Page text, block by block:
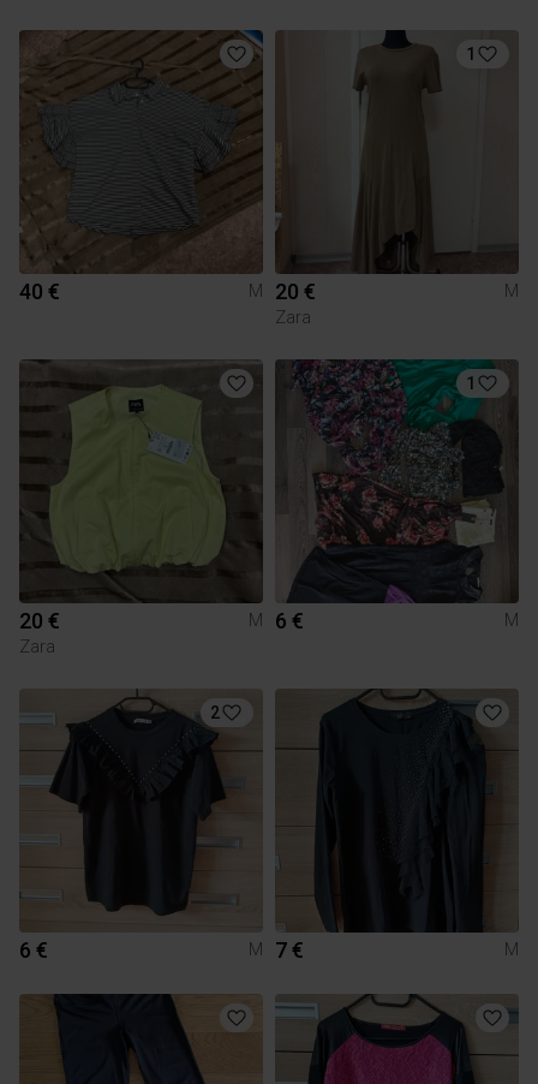
40 € M
1
20 €
M
Zara
20 €
M
Zara
1
6 € M
2
6 € M 7 € M